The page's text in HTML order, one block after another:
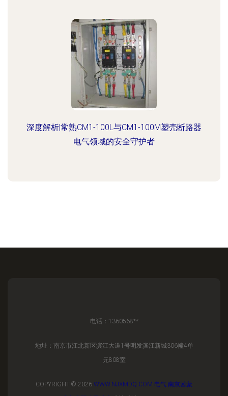
深度解析|常熟CM1-100L与CM1-100M塑壳断路器
电气领域的安全守护者
电话：1360568**
地址：南京市江北新区滨江大道1号明发滨江新城306幢4单
元808室
COPYRIGHT © 2026 WWW.NJXMDQ.COM 电气 南京茜蒙